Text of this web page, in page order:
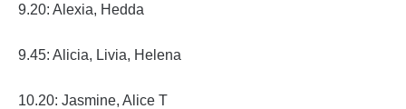
9.20: Alexia, Hedda
9.45: Alicia, Livia, Helena
10.20: Jasmine, Alice T